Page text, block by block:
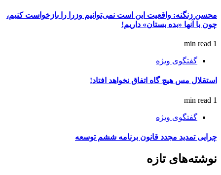
محسن زنگنه: واقعیت این است نمی‌توانیم وزرا را بازخواست کنیم،
چون با آنها «بده بستان» داریم!
1 min read
گفتگوی ویژه
استقلال مس هیچ گاه اتفاق نخواهد افتاد!
1 min read
گفتگوی ویژه
چرایی تمدید مجدد قانون برنامه ششم توسعه
نوشته‌های تازه